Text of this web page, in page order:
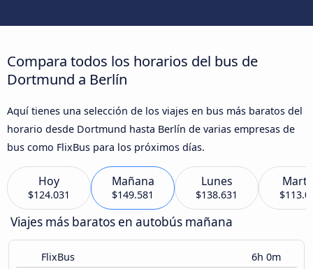
Compara todos los horarios del bus de
Dortmund a Berlín
Aquí tienes una selección de los viajes en bus más baratos del
horario desde Dortmund hasta Berlín de varias empresas de
bus como FlixBus para los próximos días.
Hoy
$124.031
Mañana
$149.581
Lunes
$138.631
Viajes más baratos en autobús mañana
FlixBus 6h 0m